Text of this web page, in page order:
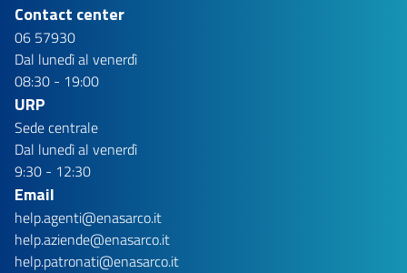
Contact center
06 57930
Dal lunedì al venerdì
08:30 - 19:00
URP
Sede centrale
Dal lunedì al venerdì
9:30 - 12:30
Email
help.agenti@enasarco.it
help.aziende@enasarco.it
help.patronati@enasarco.it